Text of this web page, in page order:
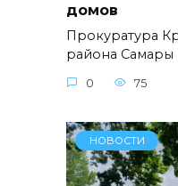
домов
Прокуратура
района Самары
0 75
НОВОСТИ